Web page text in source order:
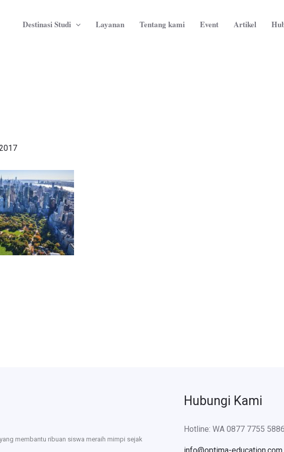
Destinasi Studi Layanan Tentang kami Event Artikel
membantu ribuan siswa meraih mimpi sejak
Hubungi Kami
Hotline: WA 0877 7755